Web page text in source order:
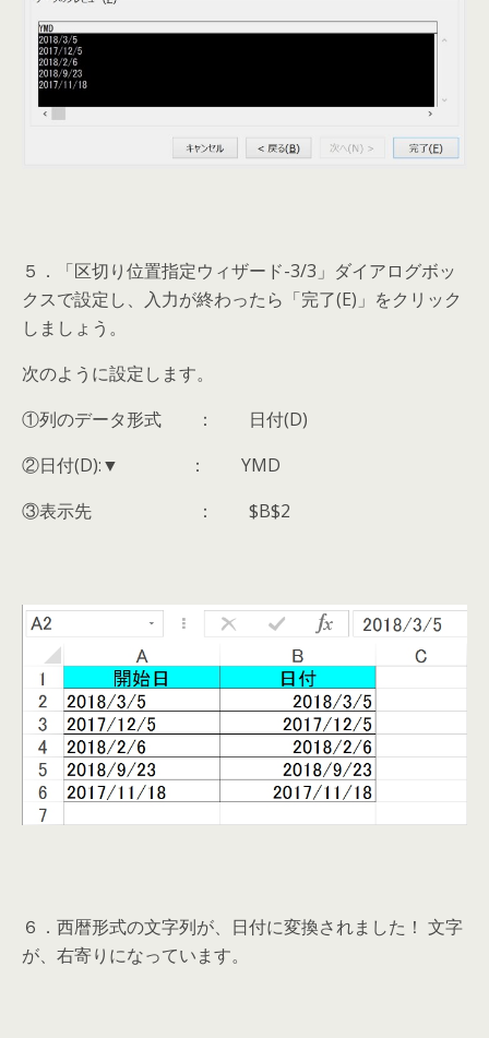
５．「区切り位置指定ウィザード-3/3」ダイアログボッ
クスで設定し、入力が終わったら「完了(E)」をクリック
しましょう。
次のように設定します。
①列のデータ形式 ： 日付(D)
②日付(D):▼ ： YMD
③表示先 ： $B$2
６．西暦形式の文字列が、日付に変換されました！ 文字
が、右寄りになっています。